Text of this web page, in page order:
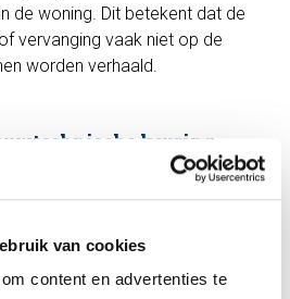
van cookies
content en advertenties te
de woning. Dit betekent dat de
vervanging vaak niet op de
worden verhaald.
keuring
kunt u eenvoudig
U heeft dan altijd
u precies koopt en voor welke